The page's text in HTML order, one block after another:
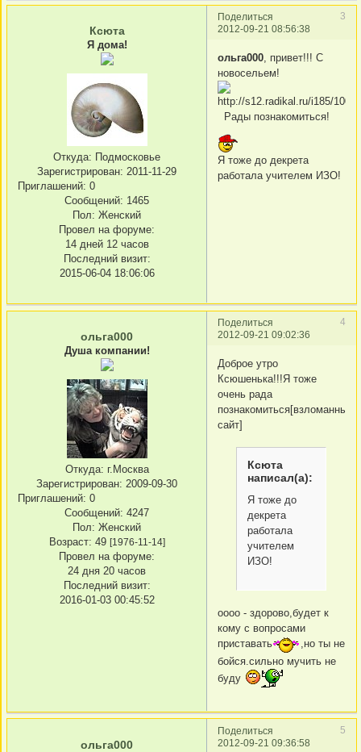
Поделиться
3
2012-09-21 08:56:38
Ксюта
Я дома!
Откуда: Подмосковье
Зарегистрирован: 2011-11-29
Приглашений: 0
Сообщений: 1465
Пол: Женский
Провел на форуме:
14 дней 12 часов
Последний визит:
2015-06-04 18:06:06
ольга000 , привет!!! С
новосельем!
Рады познакомиться!
Я тоже до декрета
работала учителем ИЗО!
Поделиться
4
2012-09-21 09:02:36
ольга000
Душа компании!
Откуда: г.Москва
Зарегистрирован: 2009-09-30
Приглашений: 0
Сообщений: 4247
Пол: Женский
Возраст: 49 [1976-11-14]
Провел на форуме:
24 дня 20 часов
Последний визит:
2016-01-03 00:45:52
Доброе утро
Ксюшенька!!!Я тоже
очень рада
познакомиться[взломанный
сайт]
Ксюта
написал(а):
Я тоже до
декрета
работала
учителем
ИЗО!
оооо - здорово,будет к
кому с вопросами
приставать
,но ты не
бойся.сильно мучить не
буду
Поделиться
5
2012-09-21 09:36:58
ольга000